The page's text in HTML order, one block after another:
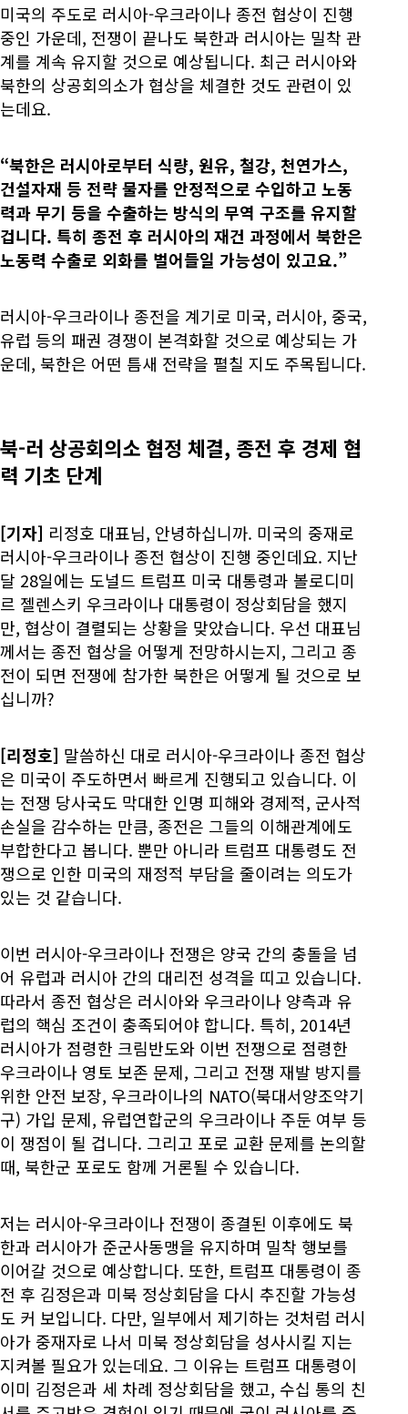
미국의 주도로 러시아-우크라이나 종전 협상이 진행
중인 가운데, 전쟁이 끝나도 북한과 러시아는 밀착 관
계를 계속 유지할 것으로 예상됩니다. 최근 러시아와
북한의 상공회의소가 협상을 체결한 것도 관련이 있
는데요.
“북한은 러시아로부터 식량, 원유, 철강, 천연가스,
건설자재 등 전략 물자를 안정적으로 수입하고 노동
력과 무기 등을 수출하는 방식의 무역 구조를 유지할
겁니다. 특히 종전 후 러시아의 재건 과정에서 북한은
노동력 수출로 외화를 벌어들일 가능성이 있고요.”
러시아-우크라이나 종전을 계기로 미국, 러시아, 중국,
유럽 등의 패권 경쟁이 본격화할 것으로 예상되는 가
운데, 북한은 어떤 틈새 전략을 펼칠 지도 주목됩니다.
북-러 상공회의소 협정 체결, 종전 후 경제 협
력 기초 단계
[기자] 리정호 대표님, 안녕하십니까. 미국의 중재로
러시아-우크라이나 종전 협상이 진행 중인데요. 지난
달 28일에는 도널드 트럼프 미국 대통령과 볼로디미
르 젤렌스키 우크라이나 대통령이 정상회담을 했지
만, 협상이 결렬되는 상황을 맞았습니다. 우선 대표님
께서는 종전 협상을 어떻게 전망하시는지, 그리고 종
전이 되면 전쟁에 참가한 북한은 어떻게 될 것으로 보
십니까?
[리정호] 말씀하신 대로 러시아-우크라이나 종전 협상
은 미국이 주도하면서 빠르게 진행되고 있습니다. 이
는 전쟁 당사국도 막대한 인명 피해와 경제적, 군사적
손실을 감수하는 만큼, 종전은 그들의 이해관계에도
부합한다고 봅니다. 뿐만 아니라 트럼프 대통령도 전
쟁으로 인한 미국의 재정적 부담을 줄이려는 의도가
있는 것 같습니다.
이번 러시아-우크라이나 전쟁은 양국 간의 충돌을 넘
어 유럽과 러시아 간의 대리전 성격을 띠고 있습니다.
따라서 종전 협상은 러시아와 우크라이나 양측과 유
럽의 핵심 조건이 충족되어야 합니다. 특히, 2014년
러시아가 점령한 크림반도와 이번 전쟁으로 점령한
우크라이나 영토 보존 문제, 그리고 전쟁 재발 방지를
위한 안전 보장, 우크라이나의 NATO(북대서양조약기
구) 가입 문제, 유럽연합군의 우크라이나 주둔 여부 등
이 쟁점이 될 겁니다. 그리고 포로 교환 문제를 논의할
때, 북한군 포로도 함께 거론될 수 있습니다.
저는 러시아-우크라이나 전쟁이 종결된 이후에도 북
한과 러시아가 준군사동맹을 유지하며 밀착 행보를
이어갈 것으로 예상합니다. 또한, 트럼프 대통령이 종
전 후 김정은과 미북 정상회담을 다시 추진할 가능성
도 커 보입니다. 다만, 일부에서 제기하는 것처럼 러시
아가 중재자로 나서 미북 정상회담을 성사시킬 지는
지켜볼 필요가 있는데요. 그 이유는 트럼프 대통령이
이미 김정은과 세 차례 정상회담을 했고, 수십 통의 친